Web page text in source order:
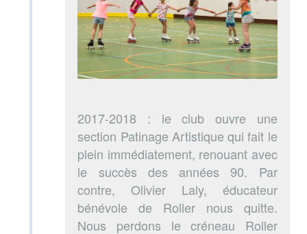
2017-2018 : le club ouvre une
section Patinage Artistique qui fait le
plein immédiatement, renouant avec
le succès des années 90. Par
contre, Olivier Laly, éducateur
bénévole de Roller nous quitte.
Nous perdons le créneau Roller